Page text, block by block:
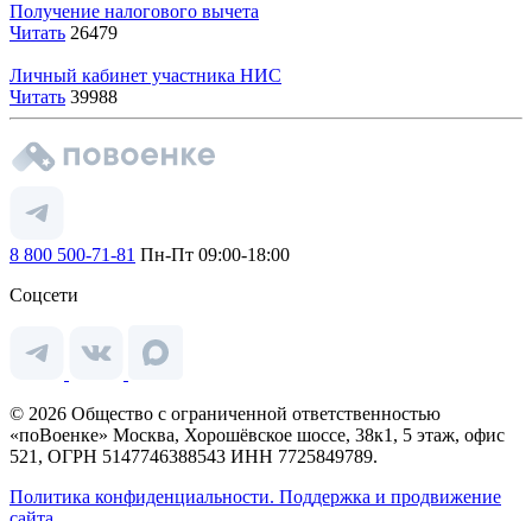
Получение налогового вычета
Читать 26479
Личный кабинет участника НИС
Читать 39988
8 800 500-71-81 Пн-Пт 09:00-18:00
Соцсети
© 2026 Общество с ограниченной ответственностью
«поВоенке» Москва, Хорошёвское шоссе, 38к1, 5 этаж, офис
521, ОГРН 5147746388543 ИНН 7725849789.
Политика конфиденциальности. Поддержка и продвижение